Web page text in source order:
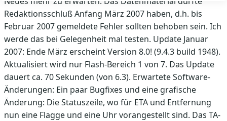
Redaktionsschluß Anfang März 2007 haben, d.h. bis
Februar 2007 gemeldete Fehler sollten behoben sein. Ich
werde das bei Gelegenheit mal testen. Update Januar
2007: Ende März erscheint Version 8.0! (9.4.3 build 1948).
Aktualisiert wird nur Flash-Bereich 1 von 7. Das Update
dauert ca. 70 Sekunden (von 6.3). Erwartete Software-
Änderungen: Ein paar Bugfixes und eine grafische
Änderung: Die Statuszeile, wo für ETA und Entfernung
nun eine Flagge und eine Uhr vorangestellt sind. Das TA-